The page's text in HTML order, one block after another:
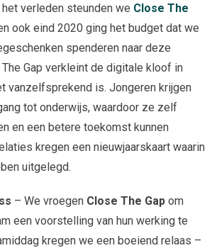
verleden steunden we Close The
ook eind 2020 ging het budget dat we
spenderen naar deze
Gap verkleint de digitale kloof in
vanzelfsprekend is. Jongeren krijgen
tot onderwijs, waardoor ze zelf
en een betere toekomst kunnen
kregen een nieuwjaarskaart waarin
uitgelegd.
– We vroegen Close The Gap om
een voorstelling van hun werking te
kregen we een boeiend relaas –